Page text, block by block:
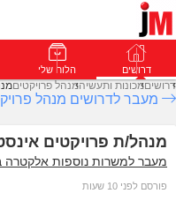
דרושים פרופילים דרושים הלוח שלי
דרושיםמכונות ותעשיהמנהל פרויקטים
מעבר לדרושים מנהל
מנהל/ת פרויקטים
מעבר למשרות נוספות אלקטרה
פורסם לפני 10 שעות